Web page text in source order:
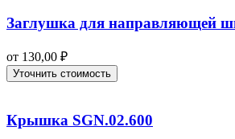
Заглушка для направляющей
от 130,00 ₽
Уточнить стоимость
Крышка SGN.02.600